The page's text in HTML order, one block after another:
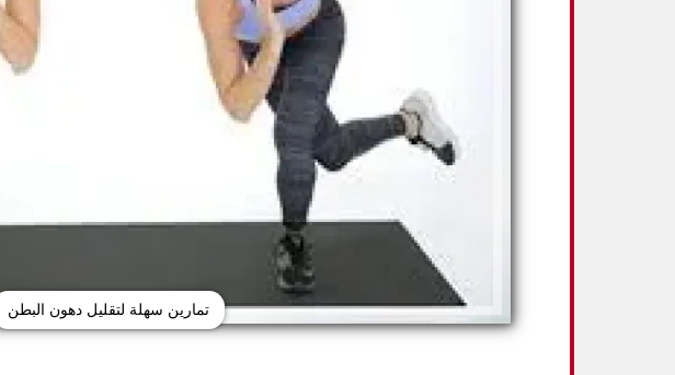
تمارين سهلة لتقليل دهون البطن